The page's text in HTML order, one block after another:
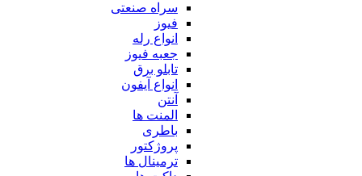
سراه صنعتی
فیوز
انواع رله
جعبه فیوز
تابلو برق
انواع آیفون
آنتن
المنت ها
باطری
پروژکتور
ترمینال ها